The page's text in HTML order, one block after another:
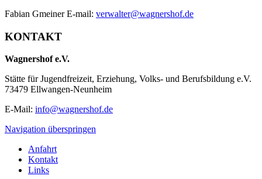
Fabian Gmeiner E-mail: verwalter@wagnershof.de
KONTAKT
Wagnershof e.V.
Stätte für Jugendfreizeit, Erziehung, Volks- und Berufsbildung e.V.
73479 Ellwangen-Neunheim
E-Mail: info@wagnershof.de
Navigation überspringen
Anfahrt
Kontakt
Links